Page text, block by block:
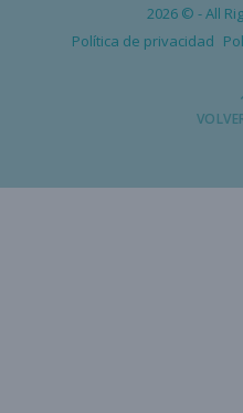
2026 © - All
Política de privacidad